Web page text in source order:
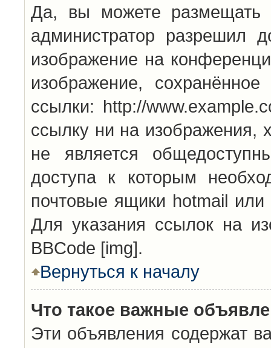
Да, вы можете размещать
администратор разрешил
изображение на
изображение,
ссылки: http://
ссылку ни на
не является
доступа к которым
почтовые ящики hotmail
Для указания ссылок на
BBCode [img].
Вернуться к началу
Что такое важные
Эти объявления содержат